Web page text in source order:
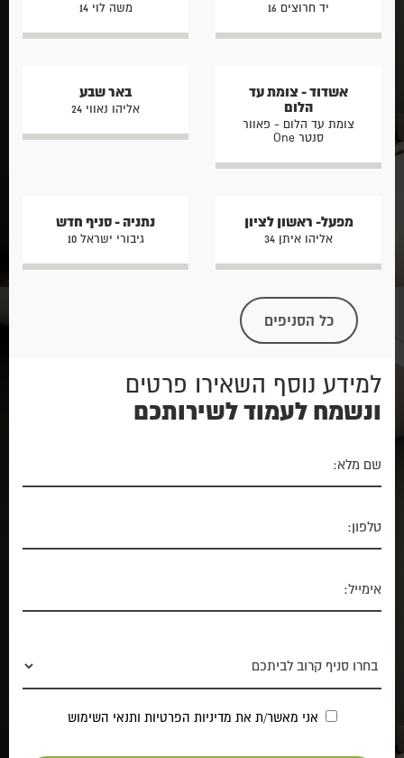
יד חרוצים 16 משה לוי 14
אשדוד - צומת עד
הלום
צומת עד הלום - פאוור
סנטר One
באר שבע
אליהו נאווי 24
מפעל- ראשון לציון
אליהו איתן 34
נתניה - סניף חדש
גיבורי ישראל 10
כל הסניפים
למידע נוסף השאירו פרטים
ונשמח לעמוד לשירותכם
אני מאשר/ת את מדיניות הפרטיות ותנאי השימוש